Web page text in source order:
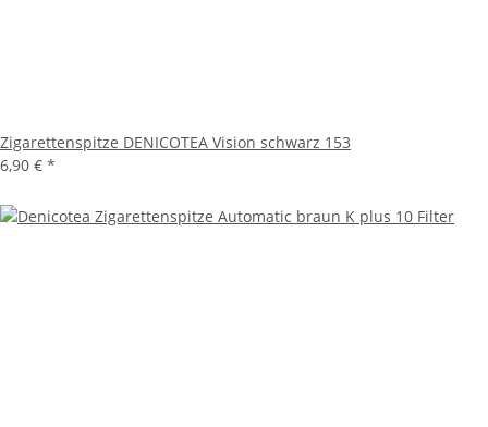
Zigarettenspitze DENICOTEA Vision schwarz 153
6,90 € *